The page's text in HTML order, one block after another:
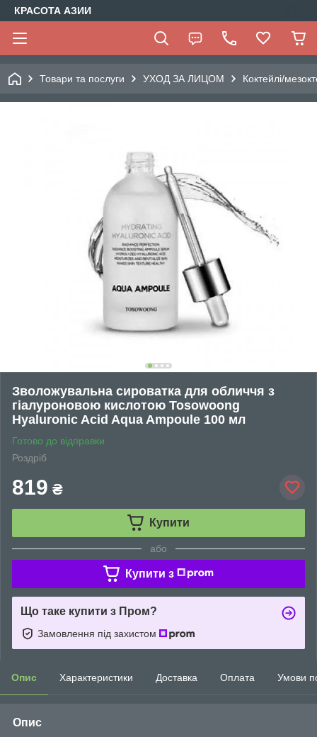
КРАСОТА АЗИИ
Товари та послуги УХОД ЗА ЛИЦОМ Коктейлі/
Зволожувальна сироватка для обличчя з
гіалуроновою кислотою Tosowoong
Hyaluronic Acid Aqua Ampoule 100 мл
Готово до відправки
Роздріб
819 ₴
Купити
або
Купити з
Що таке купити з Пром?
Замовлення під захистом
Опис Характеристики Доставка Оплата Умови
Опис